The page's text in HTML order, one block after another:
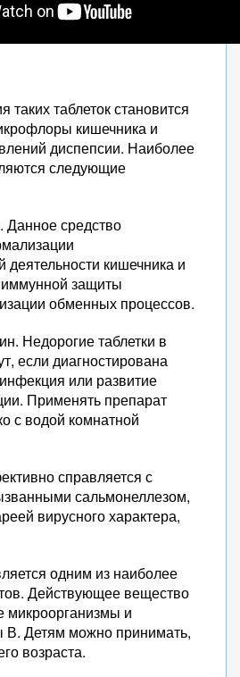
таких таблеток становится
кишечника и
диспепсии. Наиболее
следующие
Данное средство
деятельности кишечника и
защиты
обменных процессов.
Недорогие таблетки в
если диагностирована
или развитие
Применять препарат
с водой комнатной
справляется с
сальмонеллезом,
вирусного характера,
одним из наиболее
Действующее вещество
микроорганизмы и
В. Детям можно принимать,
возраста.